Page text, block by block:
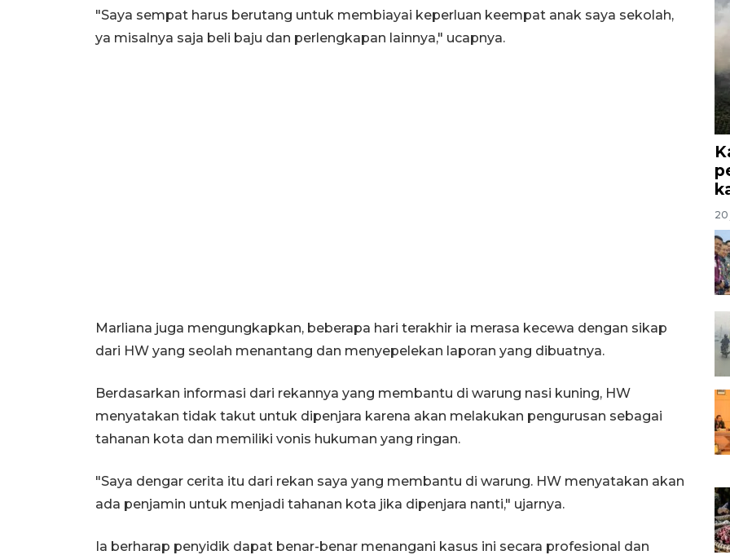
"Saya sempat harus berutang untuk membiayai keperluan keempat anak saya sekolah,
ya misalnya saja beli baju dan perlengkapan lainnya," ucapnya.
Marliana juga mengungkapkan, beberapa hari terakhir ia merasa kecewa dengan sikap
dari HW yang seolah menantang dan menyepelekan laporan yang dibuatnya.
Berdasarkan informasi dari rekannya yang membantu di warung nasi kuning, HW
menyatakan tidak takut untuk dipenjara karena akan melakukan pengurusan sebagai
tahanan kota dan memiliki vonis hukuman yang ringan.
"Saya dengar cerita itu dari rekan saya yang membantu di warung. HW menyatakan akan
ada penjamin untuk menjadi tahanan kota jika dipenjara nanti," ujarnya.
Ia berharap penyidik dapat benar-benar menangani kasus ini secara profesional dan
20